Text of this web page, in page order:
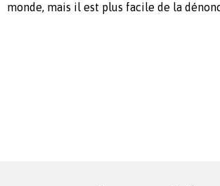
monde, mais il est plus facile de la